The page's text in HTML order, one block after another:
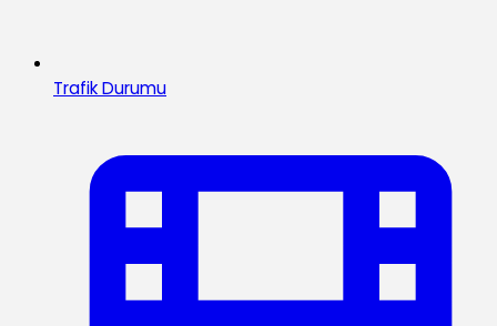
Trafik Durumu